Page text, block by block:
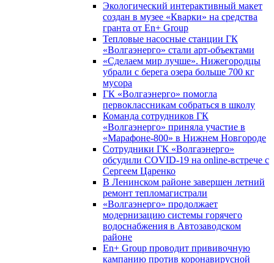
Экологический интерактивный макет
создан в музее «Кварки» на средства
гранта от En+ Group
Тепловые насосные станции ГК
«Волгаэнерго» стали арт-объектами
«Сделаем мир лучше». Нижегородцы
убрали с берега озера больше 700 кг
мусора
ГК «Волгаэнерго» помогла
первоклассникам собраться в школу
Команда сотрудников ГК
«Волгаэнерго» приняла участие в
«Марафоне-800» в Нижнем Новгороде
Сотрудники ГК «Волгаэнерго»
обсудили COVID-19 на online-встрече с
Сергеем Царенко
В Ленинском районе завершен летний
ремонт тепломагистрали
«Волгаэнерго» продолжает
модернизацию системы горячего
водоснабжения в Автозаводском
районе
En+ Group проводит прививочную
кампанию против коронавирусной